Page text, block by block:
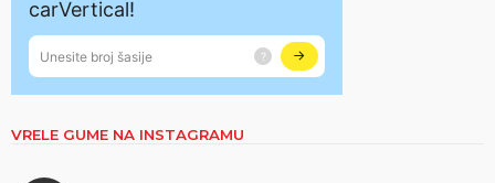
VRELE GUME NA INSTAGRAMU